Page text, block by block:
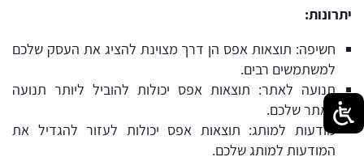
יתרונות:
חשיפה: תוצאות אפס הן דרך מצוינת להציג את העסק שלכם
למשתמשים רבים.
תנועה לאתר: תוצאות אפס יכולות להוביל ליותר תנועה
לאתר שלכם.
מודעות למותג: תוצאות אפס יכולות לעזור להגדיל את
המודעות למותג שלכם.